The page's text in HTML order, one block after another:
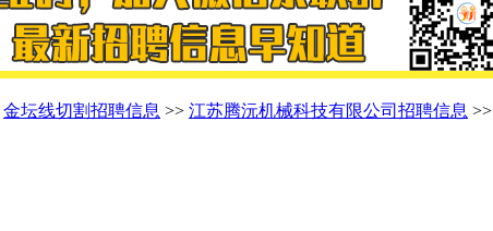
金坛线切割招聘信息 >> 江苏腾沅机械科技有限公司招聘信息 >>